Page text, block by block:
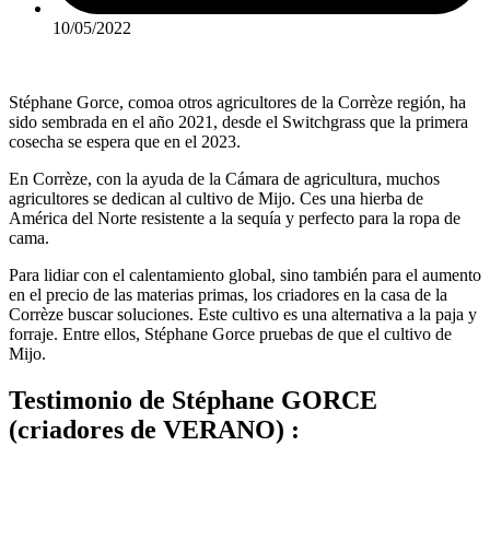
10/05/2022
Stéphane Gorce, comoa otros agricultores de la Corrèze región, ha
sido sembrada en el año 2021, desde el Switchgrass que la primera
cosecha se espera que en el 2023.
En Corrèze, con la ayuda de la Cámara de agricultura, muchos
agricultores se dedican al cultivo de Mijo. Ces una hierba de
América del Norte resistente a la sequía y perfecto para la ropa de
cama.
Para lidiar con el calentamiento global, sino también para el aumento
en el precio de las materias primas, los criadores en la casa de la
Corrèze buscar soluciones. Este cultivo es una alternativa a la paja y
forraje. Entre ellos, Stéphane Gorce pruebas de que el cultivo de
Mijo.
Testimonio de Stéphane GORCE
(criadores de VERANO) :